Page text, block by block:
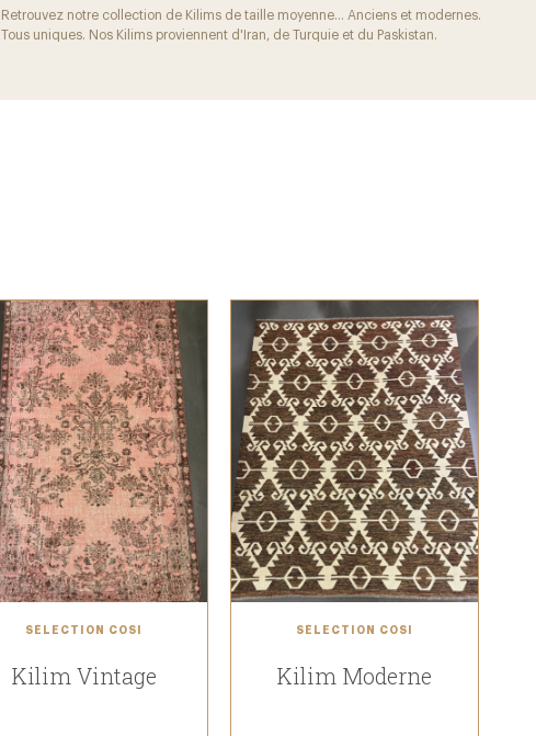
Retrouvez notre collection de Kilims de taille moyenne... Anciens et modernes.
Tous uniques. Nos Kilims proviennent d'Iran, de Turquie et du Paskistan.
SÉLECTION COSI
Kilim Vintage
SÉLECTION COSI
Kilim Moderne